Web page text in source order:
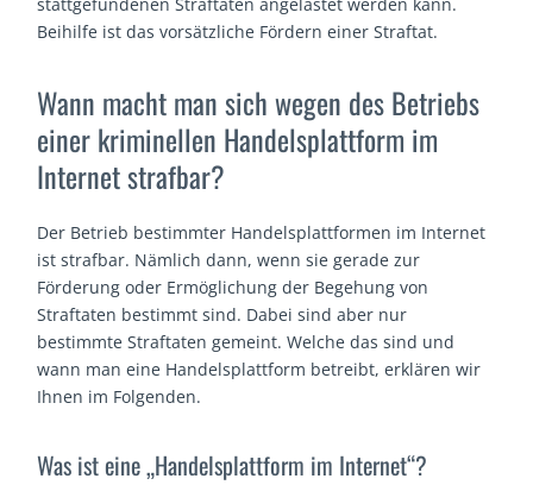
Beihilfe ist das vorsätzliche Fördern einer Straftat.
Wann macht man sich wegen des Betriebs
einer kriminellen Handelsplattform im
Internet strafbar?
Der Betrieb bestimmter Handelsplattformen im Internet
ist strafbar. Nämlich dann, wenn sie gerade zur
Förderung oder Ermöglichung der Begehung von
Straftaten bestimmt sind. Dabei sind aber nur
bestimmte Straftaten gemeint. Welche das sind und
wann man eine Handelsplattform betreibt, erklären wir
Ihnen im Folgenden.
Was ist eine „Handelsplattform im Internet“?